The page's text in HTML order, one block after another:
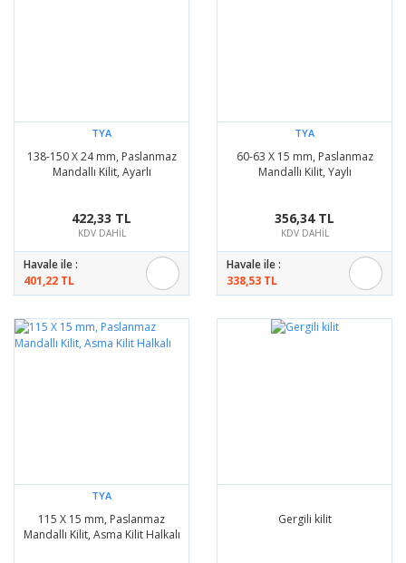
TYA
138-150 X 24 mm, Paslanmaz
Mandallı Kilit, Ayarlı
422,33 TL
KDV DAHİL
Havale ile :
401,22 TL
TYA
60-63 X 15 mm, Paslanmaz
Mandallı Kilit, Yaylı
356,34 TL
KDV DAHİL
Havale ile :
338,53 TL
TYA
115 X 15 mm, Paslanmaz
Mandallı Kilit, Asma Kilit Halkalı
Gergili kilit